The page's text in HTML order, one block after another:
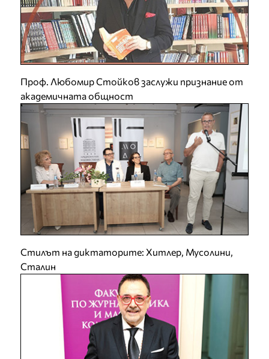
Проф. Любомир Стойков заслужи признание от
академичната общност
Стилът на диктаторите: Хитлер, Мусолини,
Сталин